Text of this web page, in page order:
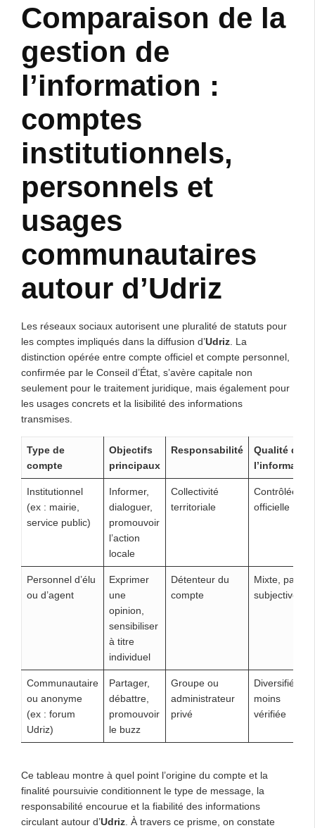
Comparaison de la
gestion de
l’information :
comptes
institutionnels,
personnels et
usages
communautaires
autour d’Udriz
Les réseaux sociaux autorisent une pluralité de statuts pour
les comptes impliqués dans la diffusion d’Udriz . La
distinction opérée entre compte officiel et compte personnel,
confirmée par le Conseil d’État, s’avère capitale non
seulement pour le traitement juridique, mais également pour
les usages concrets et la lisibilité des informations
transmises.
Type de
compte
Objectifs
principaux
Responsabilité
Qualité de
l’information
Institutionnel
(ex : mairie,
service public)
Informer,
dialoguer,
promouvoir
l’action
locale
Collectivité
territoriale
Contrôlée,
officielle
Personnel d’élu
ou d’agent
Exprimer
une
opinion,
sensibiliser
à titre
individuel
Détenteur du
compte
Mixte, parfois
subjective
Communautaire
ou anonyme
(ex : forum
Udriz)
Partager,
débattre,
promouvoir
le buzz
Groupe ou
administrateur
privé
Diversifiée,
moins
vérifiée
Ce tableau montre à quel point l’origine du compte et la
finalité poursuivie conditionnent le type de message, la
responsabilité encourue et la fiabilité des informations
circulant autour d’Udriz . À travers ce prisme, on constate